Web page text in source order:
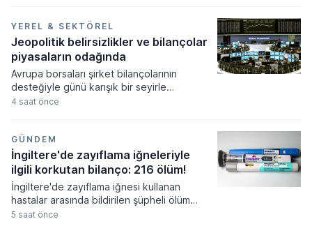
Platformu üzerinden yapılan açıklamalara
göre 5-6 Ağustos tarihlerinde gerçekleşen
bu başvurular sermaye artırımı, tavan
yükseltimi ve borçlanma aracı ihracı gibi
önemli finansal süreçleri kapsıyor.
YEREL & SEKTÖREL
Jeopolitik belirsizlikler ve bilançolar
piyasaların odağında
Avrupa borsaları şirket bilançolarının
desteğiyle günü karışık bir seyirle
tamamlarken, bölge genelinde ekonomik
Almanya'da imalat sanayi siparişleri
beklentilerin üzerinde artış gösterse de
euro bölgesindeki perakende satış verileri
tüketim harcamalarındaki zayıflığı ortaya
koydu.
4 saat önce
GÜNDEM
İngiltere'de zayıflama iğneleriyle
ilgili korkutan bilanço: 216 ölüm!
İngiltere'de zayıflama iğnesi kullanan
hastalar arasında bildirilen şüpheli ölüm
vakaları sağlık otoritelerini harekete
5 saat önce